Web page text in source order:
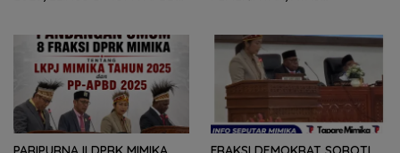
TETAPI SEJAUH MANA
MAMPU MENJAWAB
KEBUTUHAN MASYARAKAT
DAN RANPERDA PP- APBD
TAHUN ANGGARAN 2025